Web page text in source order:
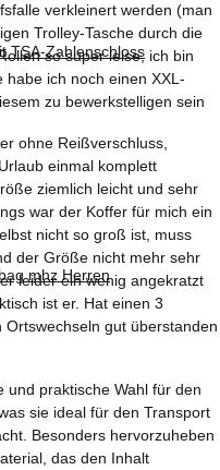
verkleinert werden (man
Trolley-Tasche durch die
so super leise, ich bin
habe ich noch einen XXL-
zu bewerkstelligen sein
ohne Reißverschluss,
einmal komplett
ziemlich leicht und sehr
war der Koffer für mich ein
nicht so groß ist, muss
der Größe nicht mehr sehr
leider ein wenig angekratzt
ist er. Hat einen 3
gut überstanden
und praktische Wahl für den
sie ideal für den Transport
Besonders hervorzuheben
das den Inhalt